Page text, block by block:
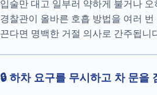
입술만 대고 일부러 약하게 불거나
경찰관이 올바른 호흡 방법을 여러
끈다면 명백한 거절 의사로 간주됩니
🔒 하차 요구를 무시하고 차 문을